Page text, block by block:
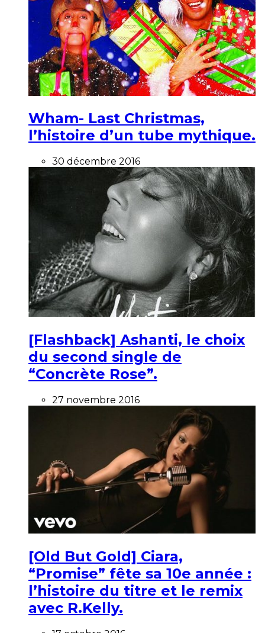
Wham- Last Christmas,
l’histoire d’un tube mythique.
30 décembre 2016
[Flashback] Ashanti, le choix
du second single de
“Concrète Rose”.
27 novembre 2016
[Old But Gold] Ciara,
“Promise” fête sa 10e année :
l’histoire du titre et le remix
avec R.Kelly.